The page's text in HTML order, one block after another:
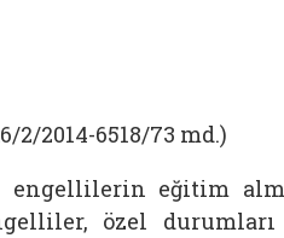
2/2014-6518/73 md.)
engellilerin eğitim
özel